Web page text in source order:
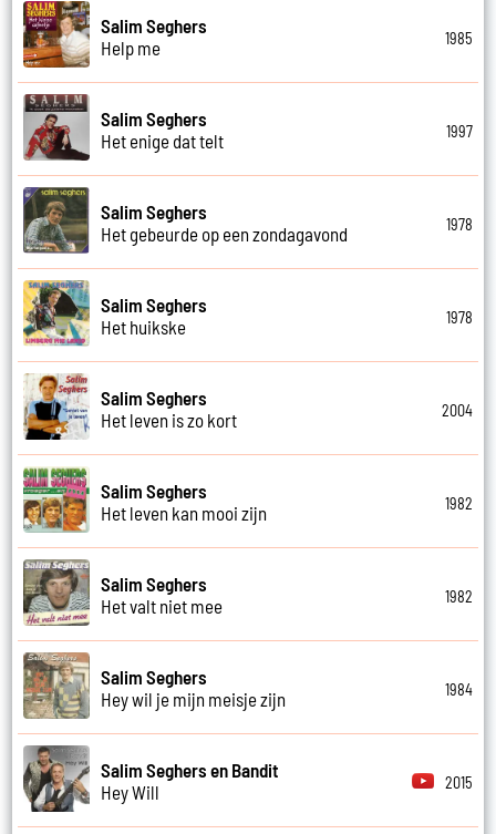
Salim Seghers
Help me
1985
Salim Seghers
Het enige dat telt
1997
Salim Seghers
Het gebeurde op een zondagavond
1978
Salim Seghers
Het huikske
1978
Salim Seghers
Het leven is zo kort
2004
Salim Seghers
Het leven kan mooi zijn
1982
Salim Seghers
Het valt niet mee
1982
Salim Seghers
Hey wil je mijn meisje zijn
1984
Salim Seghers en Bandit
Hey Will
2015